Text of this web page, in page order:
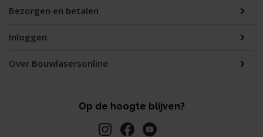
Bezorgen en betalen
Inloggen
Over Bouwlasersonline
Op de hoogte blijven?